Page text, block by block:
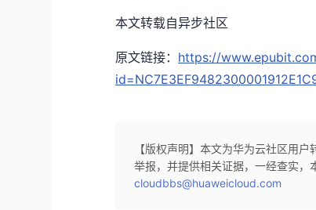
本文转载自异步社区
原文链接： https://
【版权声明】本文为华为云社区用
举报，并提供相关证据，一经查实，
cloudbbs@huaweicloud.com